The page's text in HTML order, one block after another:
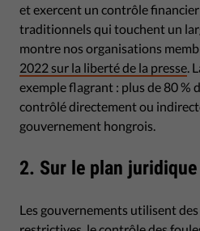
et exercent un contrôle
traditionnels qui touchent un
montre nos organisations
2022 sur la liberté de la presse.
exemple flagrant : plus de 80 %
contrôlé directement ou
gouvernement hongrois.
2. Sur le plan juridique
Les gouvernements utilisent